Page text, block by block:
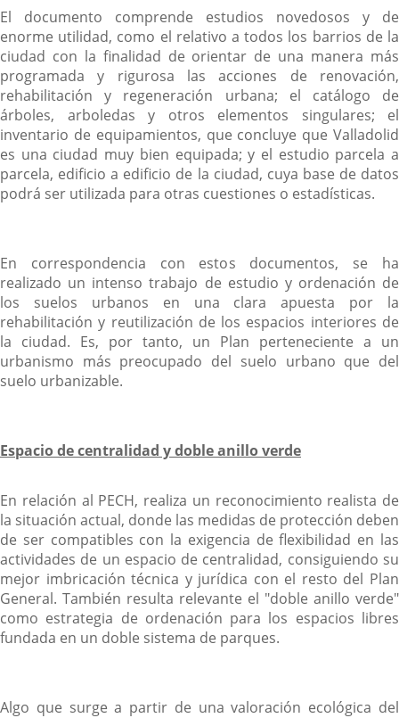
El documento comprende estudios novedosos y de
enorme utilidad, como el relativo a todos los barrios de la
ciudad con la finalidad de orientar de una manera más
programada y rigurosa las acciones de renovación,
rehabilitación y regeneración urbana; el catálogo de
árboles, arboledas y otros elementos singulares; el
inventario de equipamientos, que concluye que Valladolid
es una ciudad muy bien equipada; y el estudio parcela a
parcela, edificio a edificio de la ciudad, cuya base de datos
podrá ser utilizada para otras cuestiones o estadísticas.
En correspondencia con estos documentos, se ha
realizado un intenso trabajo de estudio y ordenación de
los suelos urbanos en una clara apuesta por la
rehabilitación y reutilización de los espacios interiores de
la ciudad. Es, por tanto, un Plan perteneciente a un
urbanismo más preocupado del suelo urbano que del
suelo urbanizable.
Espacio de centralidad y doble anillo verde
En relación al PECH, realiza un reconocimiento realista de
la situación actual, donde las medidas de protección deben
de ser compatibles con la exigencia de flexibilidad en las
actividades de un espacio de centralidad, consiguiendo su
mejor imbricación técnica y jurídica con el resto del Plan
General. También resulta relevante el "doble anillo verde"
como estrategia de ordenación para los espacios libres
fundada en un doble sistema de parques.
Algo que surge a partir de una valoración ecológica del